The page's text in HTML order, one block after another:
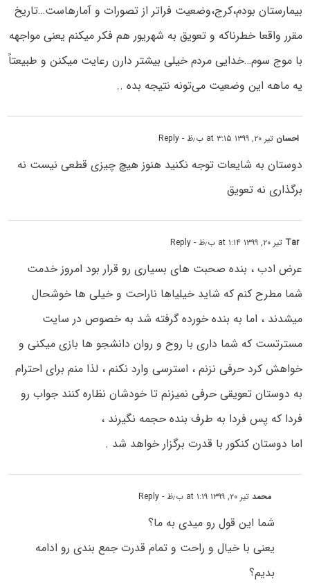
بیمارستان بودم،کرج،وضعیت فراتر از تصورات و آمارهاست…تاریخ
مقرر واقعا خطرناکه و تعویق به شهریور هم فکر میکنم یعنی مواجهه
با موج سوم…خدایی مردم خیلی بیشتر دارن رعایت میکنن و طبیعتاً
یه ماهه این وضعیت می‌تونه نتیجه بده ..
احسان تیر ۲۰, ۱۳۹۹ at ۳:۱۵ ب٫ظ - Reply
دوستان به شایعات توجه نکنید هنوز هیچ چیزی قطعی نیست نه
برگذاری نه تعویق
Tar تیر ۲۰, ۱۳۹۹ at ۱:۱۴ ب٫ظ - Reply
عرض ادب ، بنده صحبت های بسیاری رو قرار بود امروز خدمت
شما مطرح کنم که شاید خیلیاها ناراحت و خیلی ها خوشحال
میشدند ، اما به بنده خورده گرفته شد به خصوص در سایت
مسترتست که شما داری با روح و روان دانشجو ها بازی میکنی و
خواهش کرد حرفی نزنم ، استرسی وارد نکنم ، لذا منم برای احترام
به دوستان تعویقی حرفی نمیزنم تا خودشان نظاره کنند جواب رو
فردا که پس فردا به طرف بنده حجمه نگیرند ،
اما دوستان کنکور با قدرت برگزار خواهد شد .
محمدتیر ۲۰, ۱۳۹۹ at ۱:۱۹ ب٫ظ - Reply
شما این قول رو میدی به ما؟
یعنی با خیال و راحت و تمام قدرت جمع بندی رو ادامه
بدیم؟